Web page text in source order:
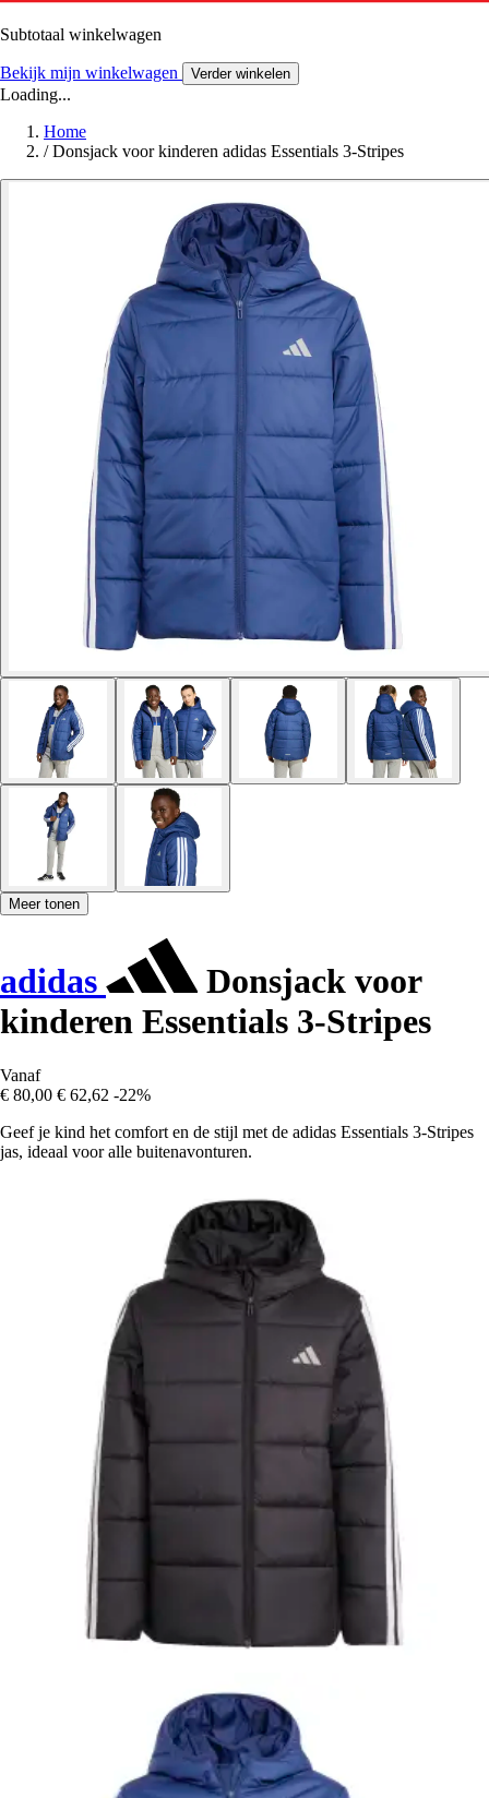
Subtotaal winkelwagen
Bekijk mijn winkelwagen Verder winkelen
Loading...
Home
/ Donsjack voor kinderen adidas Essentials 3-Stripes
Meer tonen
adidas
Donsjack voor
kinderen Essentials 3-Stripes
Vanaf
€ 80,00 € 62,62 -22%
Geef je kind het comfort en de stijl met de adidas Essentials 3-Stripes
jas, ideaal voor alle buitenavonturen.